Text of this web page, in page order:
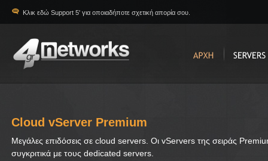
Κλικ εδώ Support 5' για οποιαδήποτε σχετική απορία σου.
Cloud vServer Premium
Μεγάλες επιδόσεις σε cloud servers. Οι vServers της σειράς Premium
συγκριτικά με τους dedicated servers.